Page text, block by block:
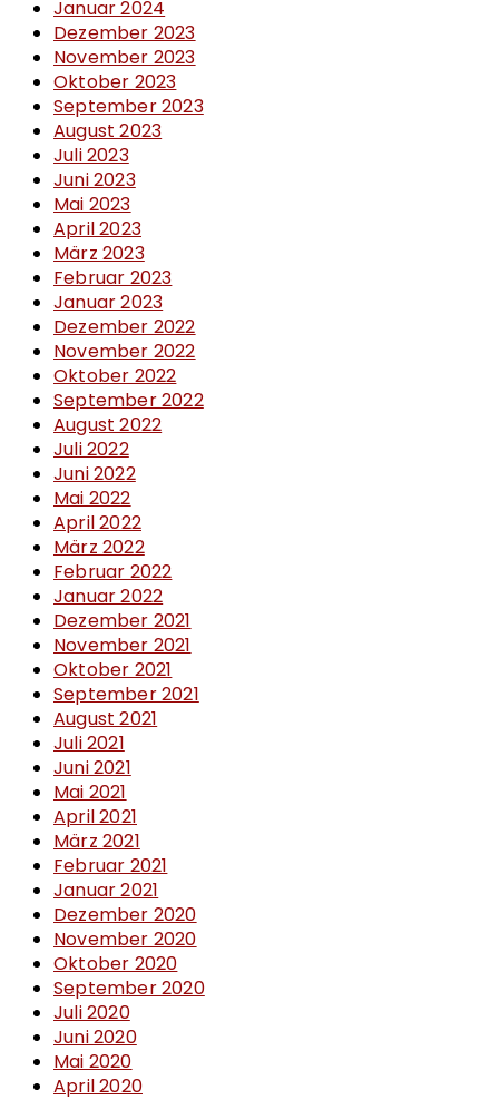
Januar 2024
Dezember 2023
November 2023
Oktober 2023
September 2023
August 2023
Juli 2023
Juni 2023
Mai 2023
April 2023
März 2023
Februar 2023
Januar 2023
Dezember 2022
November 2022
Oktober 2022
September 2022
August 2022
Juli 2022
Juni 2022
Mai 2022
April 2022
März 2022
Februar 2022
Januar 2022
Dezember 2021
November 2021
Oktober 2021
September 2021
August 2021
Juli 2021
Juni 2021
Mai 2021
April 2021
März 2021
Februar 2021
Januar 2021
Dezember 2020
November 2020
Oktober 2020
September 2020
Juli 2020
Juni 2020
Mai 2020
April 2020